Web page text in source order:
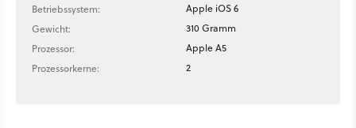
Betriebssystem:
Apple iOS 6
Gewicht:
310 Gramm
Prozessor:
Apple A5
Prozessorkerne:
2